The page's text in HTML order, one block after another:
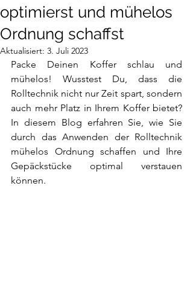
optimierst und mühelos
Ordnung schaffst
Aktualisiert: 3. Juli 2023
Packe Deinen Koffer schlau und
mühelos! Wusstest Du, dass die
Rolltechnik nicht nur Zeit spart, sondern
auch mehr Platz in Ihrem Koffer bietet?
In diesem Blog erfahren Sie, wie Sie
durch das Anwenden der Rolltechnik
mühelos Ordnung schaffen und Ihre
Gepäckstücke optimal verstauen
können.